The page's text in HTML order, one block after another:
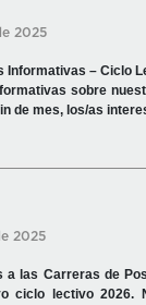
2025
Informativas – Ciclo
sobre
de mes, los/as
2025
a las Carreras de
ciclo lectivo 2026.